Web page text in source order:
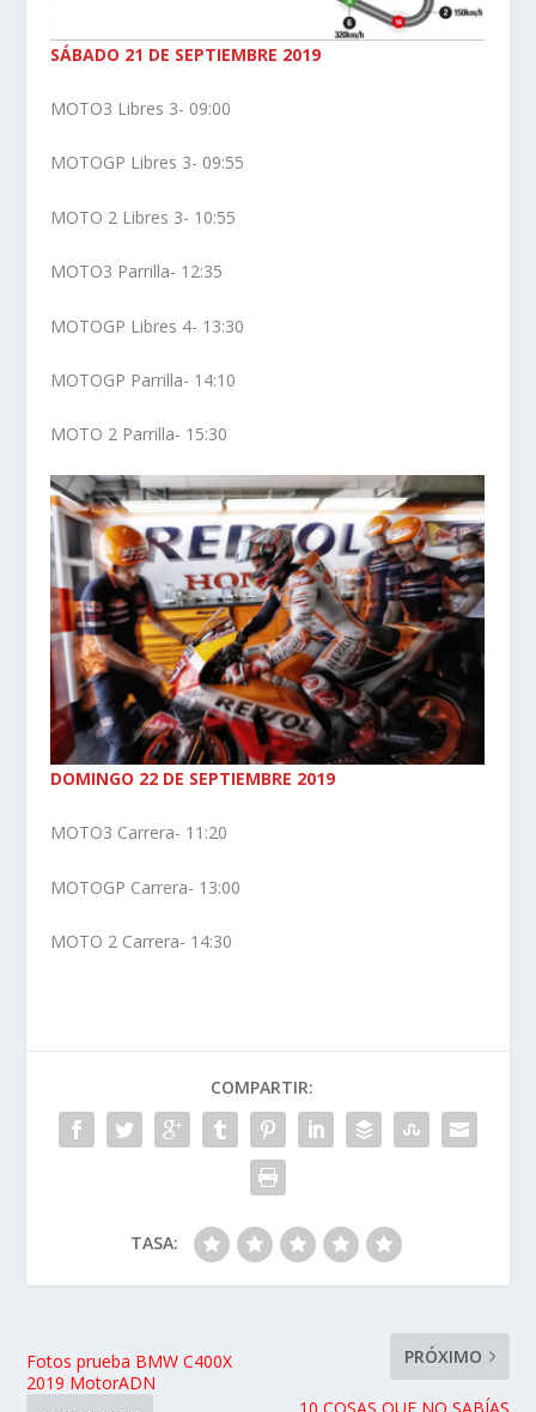
SÁBADO 21 DE SEPTIEMBRE 2019
MOTO3 Libres 3- 09:00
MOTOGP Libres 3- 09:55
MOTO 2 Libres 3- 10:55
MOTO3 Parrilla- 12:35
MOTOGP Libres 4- 13:30
MOTOGP Parrilla- 14:10
MOTO 2 Parrilla- 15:30
DOMINGO 22 DE SEPTIEMBRE 2019
MOTO3 Carrera- 11:20
MOTOGP Carrera- 13:00
MOTO 2 Carrera- 14:30
COMPARTIR:
TASA:
Fotos prueba BMW C400X
2019 MotorADN
PRÓXIMO